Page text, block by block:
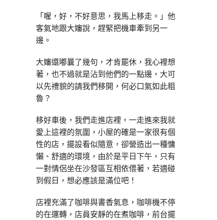
「喔，好，不好意思，我馬上移走。」他
客氣地跟大嬸說，趕緊把機車牽到另一
邊。
大嬸還嘟曩了幾句，才肯罷休，我心裡想
著，也不過就是沾到他們的一點邊，大可
以先禮貌的請我們移開，何必口氣如此粗
魯？
移好車後，我們走進店裡，一走進來我就
愛上這裡的氛圍，小屋的確是一家很有個
性的店，擺設看似隨意，卻營造出一種慵
懶、舒適的環境，由於是平日下午，只有
一對情侶坐在沙發區互相依偎著，若適碰
到假日，想必應該是滿位吧！
店裡充滿了咖啡與書香氣息，咖啡機不停
的在運轉，店員安靜的在煮咖啡，前台擺